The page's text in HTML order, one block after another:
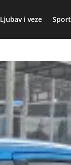
Ljubav i veze Sport